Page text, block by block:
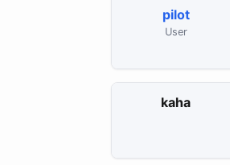
pilot
User
kaha